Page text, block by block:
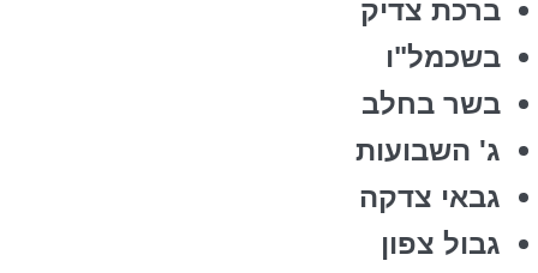
ברכת צדיק
בשכמל"ו
בשר בחלב
ג' השבועות
גבאי צדקה
גבול צפון